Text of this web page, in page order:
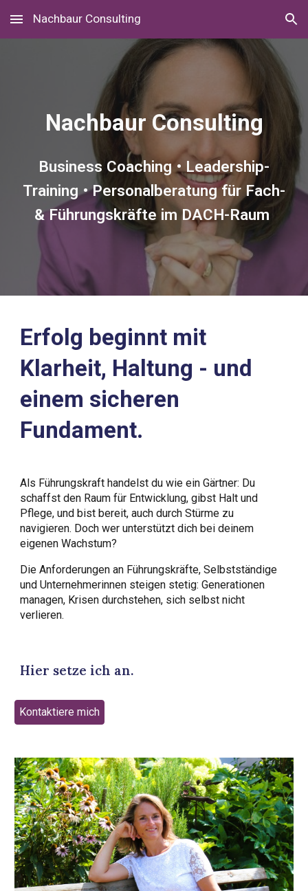
Skip to main content Skip to navigation
Nachbaur Consulting
Nachbaur Consulting
Business Coaching • Leadership-
Training • Personalberatung für Fach-
& Führungskräfte im DACH-Raum
Erfolg beginnt mit
Klarheit, Haltung - und
einem sicheren
Fundament.
Als Führungskraft handelst du wie ein Gärtner: Du
schaffst den Raum für Entwicklung, gibst Halt und
Pflege, und bist bereit, auch durch Stürme zu
navigieren. Doch wer unterstützt dich bei deinem
eigenen Wachstum?
Die Anforderungen an Führungskräfte, Selbstständige
und Unternehmerinnen steigen stetig: Generationen
managen, Krisen durchstehen, sich selbst nicht
verlieren.
Hier setze ich an.
Kontaktiere mich